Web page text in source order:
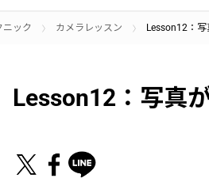
ニック カメラレッスン Lesson12：
Lesson12：写真